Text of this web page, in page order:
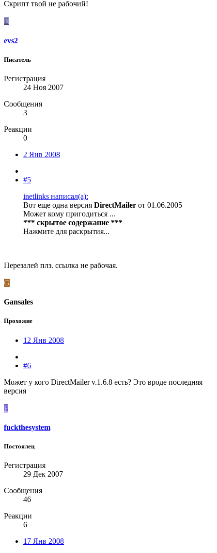
Скрипт твой не рабочий!
E
evs2
Писатель
Регистрация
24 Ноя 2007
Сообщения
3
Реакции
0
2 Янв 2008
#5
inetlinks написал(а):
Вот еще одна версия DirectMailer от 01.06.2005
Может кому пригодиться ...
*** скрытое содержание ***
Нажмите для раскрытия...
Перезалей плз. ссылка не рабочая.
G
Gansales
Прохожие
12 Янв 2008
#6
Может у кого DirectMailer v.1.6.8 есть? Это вроде последняя
версия
F
fuckthesystem
Постоялец
Регистрация
29 Дек 2007
Сообщения
46
Реакции
6
17 Янв 2008